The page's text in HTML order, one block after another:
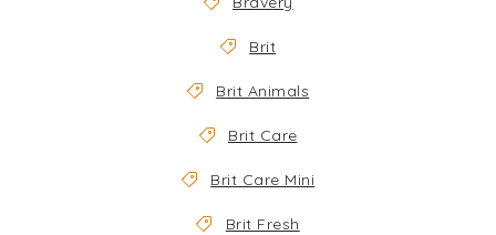
Brit
Brit Animals
Brit Care
Brit Care Mini
Brit Fresh